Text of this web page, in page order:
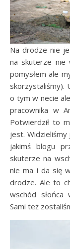
Na drodze nie
na skuterze nie
pomysłem ale
skorzystaliśmy).
o tym w necie
pracownika w
Potwierdził to
jest. Widzieliśmy
jakimś blogu
skuterze na
nie ma i da się
drodze. Ale to
wschód
Sami też